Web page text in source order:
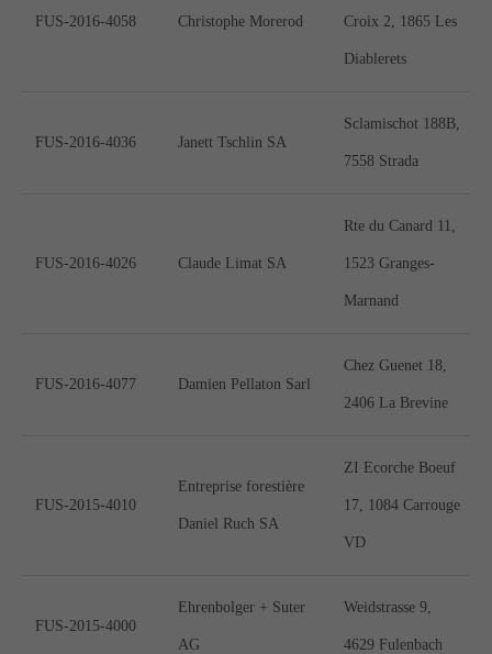
FUS-2016-4058 Christophe Morerod Croix 2, 1865 Les
Diablerets
FUS-2016-4036 Janett Tschlin SA
Sclamischot 188B,
7558 Strada
FUS-2016-4026 Claude Limat SA
Rte du Canard 11,
1523 Granges-
Marnand
FUS-2016-4077 Damien Pellaton Sarl
Chez Guenet 18,
2406 La Brevine
FUS-2015-4010
Entreprise forestière
Daniel Ruch SA
ZI Ecorche Boeuf
17, 1084 Carrouge
VD
FUS-2015-4000
Ehrenbolger + Suter
AG
Weidstrasse 9,
4629 Fulenbach